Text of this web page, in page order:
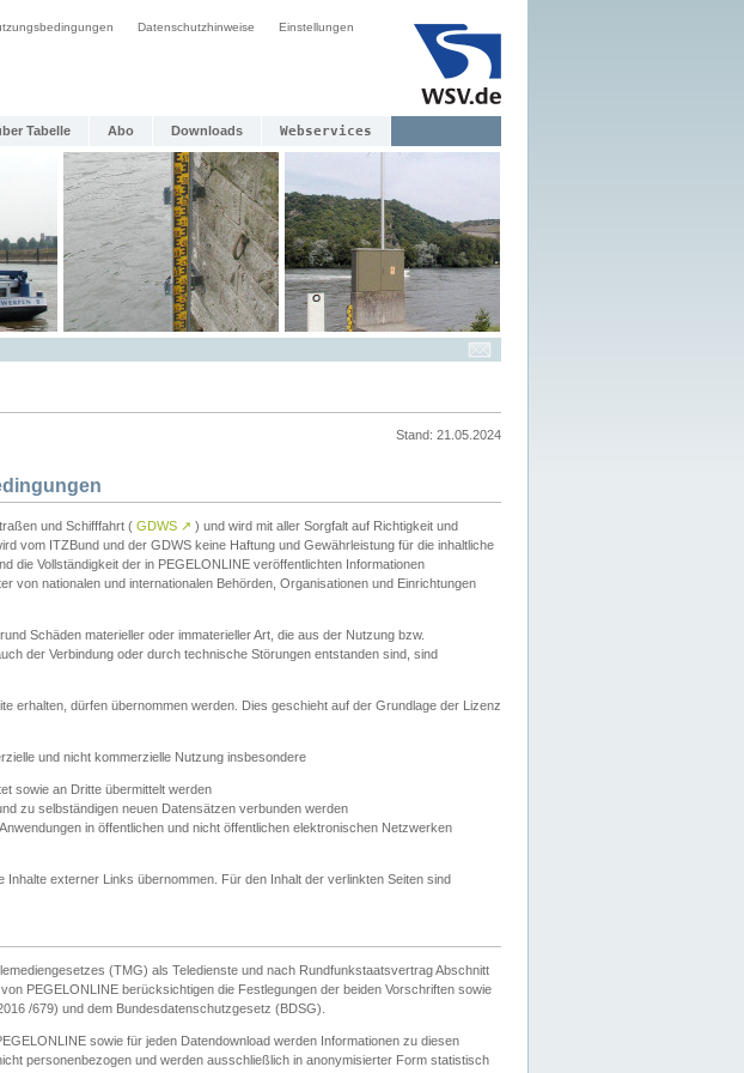
Datenschutzhinweise Einstellungen
Tabelle Abo Downloads Webservices
Stand: 21.05.2024
und Schifffahrt ( GDWS ↗ ) und wird mit aller Sorgfalt auf Richtigkeit und
vom ITZBund und der GDWS keine Haftung und Gewährleistung für die inhaltliche
die Vollständigkeit der in PEGELONLINE veröffentlichten Informationen
von nationalen und internationalen Behörden, Organisationen und Einrichtungen
Schäden materieller oder immaterieller Art, die aus der Nutzung bzw.
der Verbindung oder durch technische Störungen entstanden sind, sind
erhalten, dürfen übernommen werden. Dies geschieht auf der Grundlage der Lizenz
und nicht kommerzielle Nutzung insbesondere
sowie an Dritte übermittelt werden
zu selbständigen neuen Datensätzen verbunden werden
in öffentlichen und nicht öffentlichen elektronischen Netzwerken
externer Links übernommen. Für den Inhalt der verlinkten Seiten sind
(TMG) als Teledienste und nach Rundfunkstaatsvertrag Abschnitt
PEGELONLINE berücksichtigen die Festlegungen der beiden Vorschriften sowie
/679) und dem Bundesdatenschutzgesetz (BDSG).
sowie für jeden Datendownload werden Informationen zu diesen
personenbezogen und werden ausschließlich in anonymisierter Form statistisch